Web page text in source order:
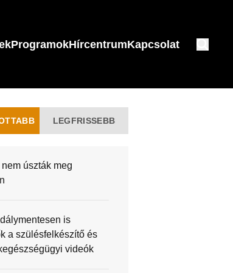
ProgramokHírcentrumKapcsolat
LEGFRISSEBB
úszták meg
is
a szülésfelkészítő és
videók